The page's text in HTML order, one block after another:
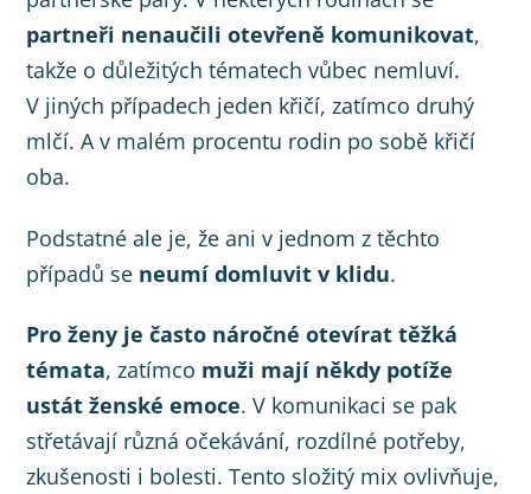
partneři nenaučili otevřeně komunikovat,
takže o důležitých tématech vůbec nemluví.
V jiných případech jeden křičí, zatímco druhý
mlčí. A v malém procentu rodin po sobě křičí
oba.
Podstatné ale je, že ani v jednom z těchto
případů se neumí domluvit v klidu.
Pro ženy je často náročné otevírat těžká
témata, zatímco muži mají někdy potíže
ustát ženské emoce. V komunikaci se pak
střetávají různá očekávání, rozdílné potřeby,
zkušenosti i bolesti. Tento složitý mix ovlivňuje,